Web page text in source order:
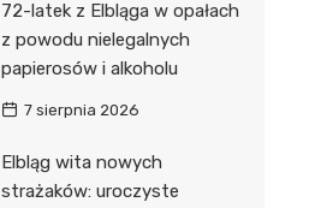
72-latek z Elbląga w opałach
z powodu nielegalnych
papierosów i alkoholu
7 sierpnia 2026
Elbląg wita nowych
strażaków: uroczyste